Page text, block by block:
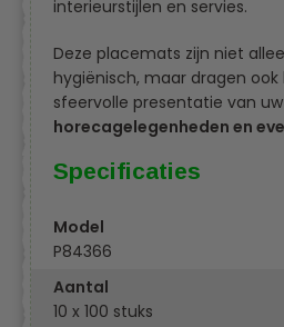
interieurstijlen en servies.
Deze placemats zijn niet
hygiënisch, maar dragen ook
sfeervolle presentatie van
horecagelegenheden en
Specificaties
Model
P84366
Aantal
10 x 100 stuks